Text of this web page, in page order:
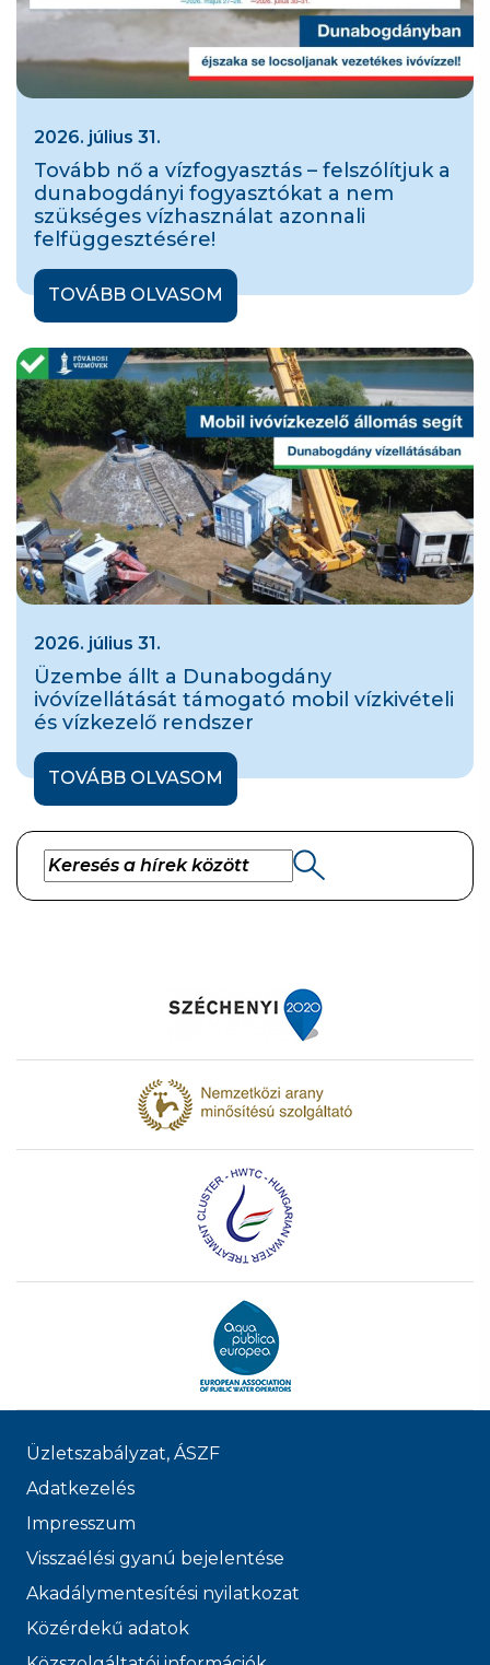
2026. július 31.
Tovább nő a vízfogyasztás – felszólítjuk a
dunabogdányi fogyasztókat a nem
szükséges vízhasználat azonnali
felfüggesztésére!
TOVÁBB OLVASOM
2026. július 31.
Üzembe állt a Dunabogdány
ivóvízellátását támogató mobil vízkivételi
és vízkezelő rendszer
TOVÁBB OLVASOM
Üzletszabályzat, ÁSZF
Adatkezelés
Impresszum
Visszaélési gyanú bejelentése
Akadálymentesítési nyilatkozat
Közérdekű adatok